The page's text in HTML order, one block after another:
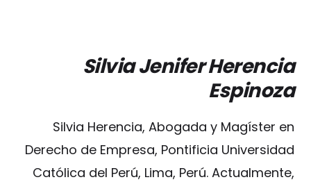
Silvia Jenifer Herencia
Espinoza
Silvia Herencia, Abogada y Magíster en
Derecho de Empresa, Pontificia Universidad
Católica del Perú, Lima, Perú. Actualmente,